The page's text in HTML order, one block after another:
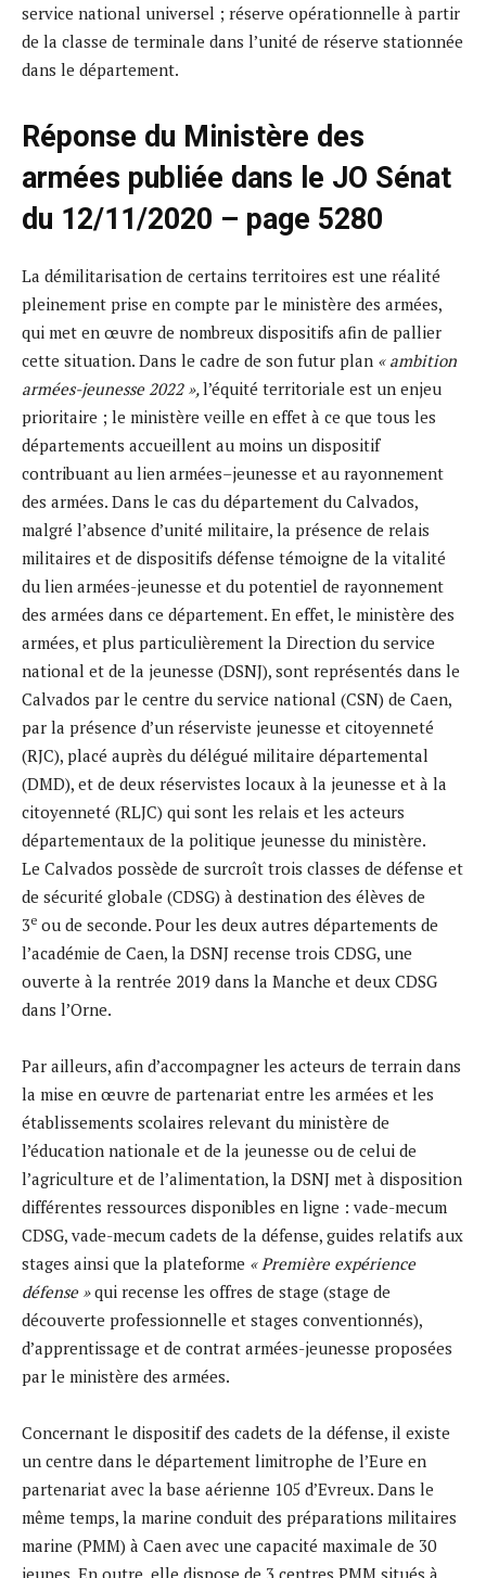
service national universel ; réserve opérationnelle à partir
de la classe de terminale dans l’unité de réserve stationnée
dans le département.
Réponse du Ministère des
armées publiée dans le JO Sénat
du 12/11/2020 – page 5280
La démilitarisation de certains territoires est une réalité
pleinement prise en compte par le ministère des armées,
qui met en œuvre de nombreux dispositifs afin de pallier
cette situation. Dans le cadre de son futur plan « ambition
armées-jeunesse 2022 »,l’équité territoriale est un enjeu
prioritaire ; le ministère veille en effet à ce que tous les
départements accueillent au moins un dispositif
contribuant au lien armées–jeunesse et au rayonnement
des armées. Dans le cas du département du Calvados,
malgré l’absence d’unité militaire, la présence de relais
militaires et de dispositifs défense témoigne de la vitalité
du lien armées-jeunesse et du potentiel de rayonnement
des armées dans ce département. En effet, le ministère des
armées, et plus particulièrement la Direction du service
national et de la jeunesse (DSNJ), sont représentés dans le
Calvados par le centre du service national (CSN) de Caen,
par la présence d’un réserviste jeunesse et citoyenneté
(RJC), placé auprès du délégué militaire départemental
(DMD), et de deux réservistes locaux à la jeunesse et à la
citoyenneté (RLJC) qui sont les relais et les acteurs
départementaux de la politique jeunesse du ministère.
Le Calvados possède de surcroît trois classes de défense et
de sécurité globale (CDSG) à destination des élèves de
3e ou de seconde. Pour les deux autres départements de
l’académie de Caen, la DSNJ recense trois CDSG, une
ouverte à la rentrée 2019 dans la Manche et deux CDSG
dans l’Orne.
Par ailleurs, afin d’accompagner les acteurs de terrain dans
la mise en œuvre de partenariat entre les armées et les
établissements scolaires relevant du ministère de
l’éducation nationale et de la jeunesse ou de celui de
l’agriculture et de l’alimentation, la DSNJ met à disposition
différentes ressources disponibles en ligne : vade-mecum
CDSG, vade-mecum cadets de la défense, guides relatifs aux
stages ainsi que la plateforme « Première expérience
défense »qui recense les offres de stage (stage de
découverte professionnelle et stages conventionnés),
d’apprentissage et de contrat armées-jeunesse proposées
par le ministère des armées.
Concernant le dispositif des cadets de la défense, il existe
un centre dans le département limitrophe de l’Eure en
partenariat avec la base aérienne 105 d’Evreux. Dans le
même temps, la marine conduit des préparations militaires
marine (PMM) à Caen avec une capacité maximale de 30
jeunes. En outre, elle dispose de 3 centres PMM situés à